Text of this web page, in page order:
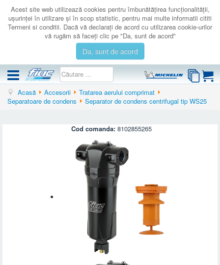
Acest site web utilizează cookies pentru îmbunătăţirea funcţionalităţii,
uşurinţei în utilizare şi în scop statistic, pentru mai multe informatii cititi
Termeni si conditii. Dacă vă declaraţi de acord cu utilizarea cookie-urilor
vă rugăm să faceţi clic pe "Da, sunt de acord"
Da, sunt de acord
COMPRESOARE
Acasă Accesorii
Tratarea aerului comprimat
Separatoare de condens
Separator de condens centrifugal tip WS25
Cod comanda: 8102855265